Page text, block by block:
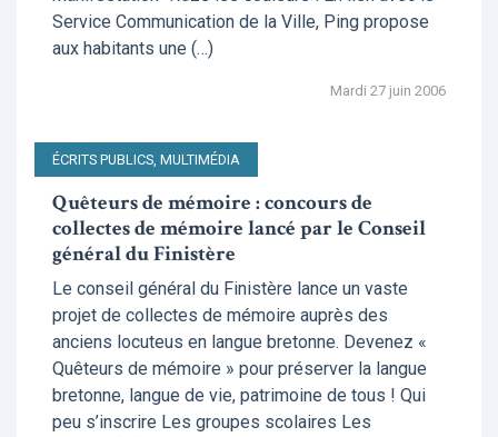
Service Communication de la Ville, Ping propose
aux habitants une (…)
Mardi 27 juin 2006
ÉCRITS PUBLICS, MULTIMÉDIA
Quêteurs de mémoire : concours de
collectes de mémoire lancé par le Conseil
général du Finistère
Le conseil général du Finistère lance un vaste
projet de collectes de mémoire auprès des
anciens locuteus en langue bretonne. Devenez «
Quêteurs de mémoire » pour préserver la langue
bretonne, langue de vie, patrimoine de tous ! Qui
peu s’inscrire Les groupes scolaires Les